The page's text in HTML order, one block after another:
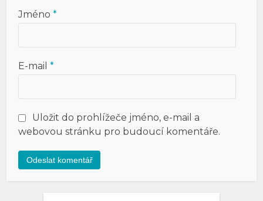
Jméno*
E-mail*
Uložit do prohlížeče jméno, e-mail a
webovou stránku pro budoucí komentáře.